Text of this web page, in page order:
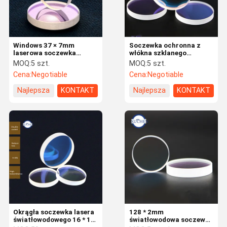
ę z nami
Soczewka ochronna z
włókna szklanego
kwarcowego ze stopioną
krzemionką 1064 nm
Precitec Raytools WSX
MOQ:5 szt.
Cena:Negotiable
Najlepsza
KONTAKT
Windows 37 × 7mm
laserowa soczewka
optyczna do Precitec
Procuttor i Lightcutter i
SolidCutter
MOQ:5 szt.
Cena:Negotiable
Najlepsza
KONTAKT
128 * 2mm
światłowodowa soczewka
Okrągła soczewka lasera
światłowodowego 16 * 1,5